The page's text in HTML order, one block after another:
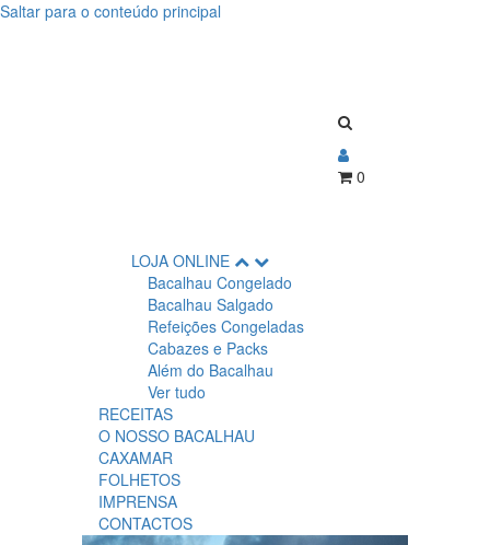
Saltar para o conteúdo principal
0
LOJA ONLINE
Bacalhau Congelado
Bacalhau Salgado
Refeições Congeladas
Cabazes e Packs
Além do Bacalhau
Ver tudo
RECEITAS
O NOSSO BACALHAU
CAXAMAR
FOLHETOS
IMPRENSA
CONTACTOS